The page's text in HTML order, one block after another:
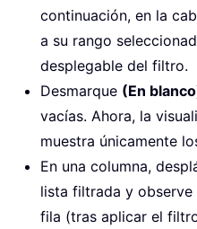
continuación, en la
a su rango
desplegable del filtro.
Desmarque (En
vacías. Ahora, la
muestra únicamente
En una columna,
lista filtrada y observe
fila (tras aplicar el